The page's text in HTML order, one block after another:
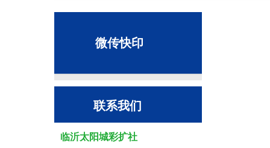
微传快印
联系我们
临沂太阳城彩扩社